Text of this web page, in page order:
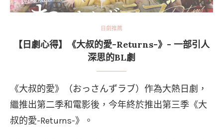
日劇推薦
【日劇心得】《大叔的愛-Returns-》- 一部引人
深思的BL劇
《大叔的愛》（おっさんずラブ）作為大熱日劇，
繼推出第二季和電影後，今年終於推出第三季《大
叔的愛-Returns-》。